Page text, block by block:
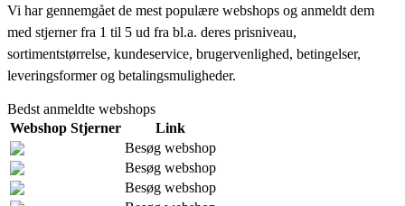
Vi har gennemgået de mest populære webshops og anmeldt dem
med stjerner fra 1 til 5 ud fra bl.a. deres prisniveau,
sortimentstørrelse, kundeservice, brugervenlighed, betingelser,
leveringsformer og betalingsmuligheder.
Bedst anmeldte webshops
Webshop Stjerner
Link
Besøg webshop
Besøg webshop
Besøg webshop